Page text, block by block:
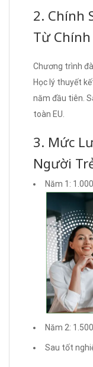
2. Chính
Từ
Chương trình
Học lý thuyết
năm đầu tiên.
toàn EU.
3. Mức
Người
Năm 1:
Năm 2:
Sau tốt